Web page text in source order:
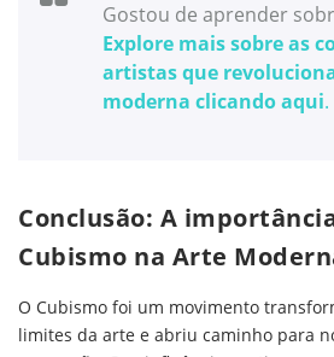
Gostou de aprender
Explore mais sobre as
artistas que
moderna clicando aqui.
Conclusão: A
Cubismo na Arte
O Cubismo foi um movimento
limites da arte e abriu caminho para